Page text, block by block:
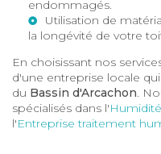
endommagés.
Utilisation de
la longévité de votre
En choisissant nos
d'une entreprise locale
du Bassin d'Arcachon.
spécialisés dans l'
l'Entreprise traitement